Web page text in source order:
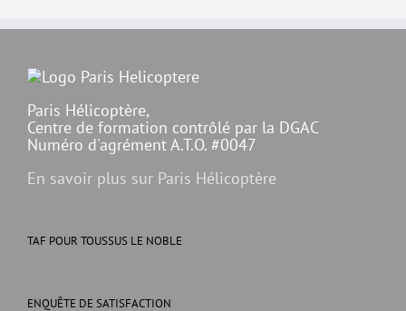
Paris Hélicoptère,
Centre de formation contrôlé par la DGAC
Numéro d'agrément A.T.O. #0047
En savoir plus sur Paris Hélicoptère
TAF POUR TOUSSUS LE NOBLE
ENQUÊTE DE SATISFACTION